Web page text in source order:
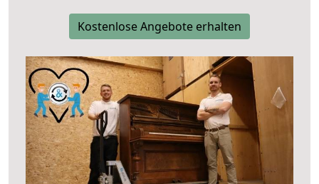
Kostenlose Angebote erhalten